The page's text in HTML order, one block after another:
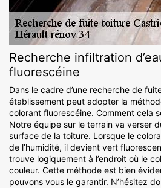
Recherche infiltration
fluorescéine
Dans le cadre d’une recherche de
établissement peut adopter la
colorant fluorescéine. Comment cela
Notre équipe sur le terrain va verser
surface de la toiture. Lorsque le
de l’humidité, il devient vert
trouve logiquement à l’endroit où le
couleur. Cette méthode est bien
pouvons vous le garantir. N’hésitez